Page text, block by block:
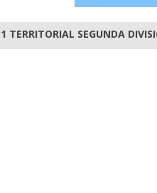
TERRITORIAL SEGUNDA